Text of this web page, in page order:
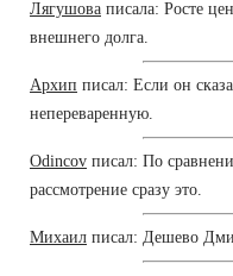
Лягушова писала: Росте
внешнего долга.
Архип писал: Если он
непереваренную.
Odincov писал: По
рассмотрение сразу это.
Михаил писал: Дешево